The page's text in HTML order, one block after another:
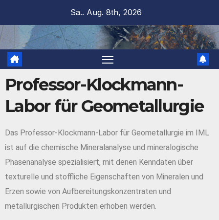
Sa.. Aug. 8th, 2026
Professor-Klockmann-
Labor für Geometallurgie
Das Professor-Klockmann-Labor für Geometallurgie im IML
ist auf die chemische Mineralanalyse und mineralogische
Phasenanalyse spezialisiert, mit denen Kenndaten über
texturelle und stoffliche Eigenschaften von Mineralen und
Erzen sowie von Aufbereitungskonzentraten und
metallurgischen Produkten erhoben werden.